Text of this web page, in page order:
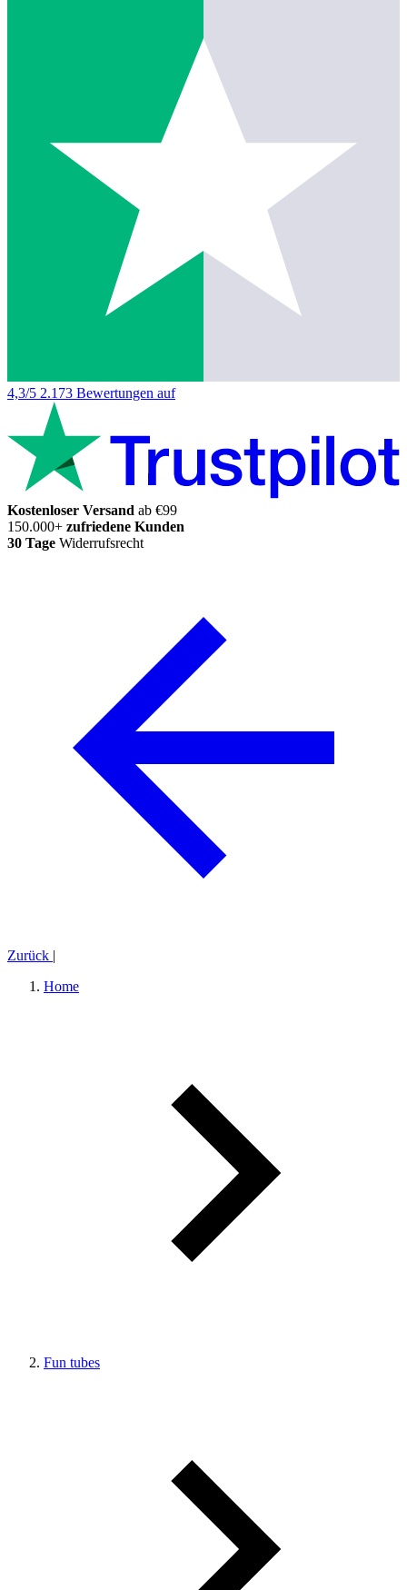
4,3/5 2.173 Bewertungen auf
Kostenloser Versand ab €99
150.000+ zufriedene Kunden
30 Tage Widerrufsrecht
Zurück |
Home
Fun tubes